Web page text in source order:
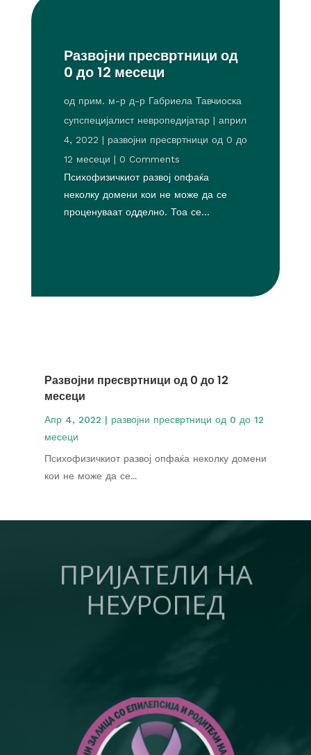
Развојни пресвртници од
0 до 12 месеци
од прим. м-р д-р Габриела Тавчиоска
супспецијалист невропедијатар| април
4, 2022 | развојни пресвртници од 0 до
12 месеци | 0 Comments
Психофизичкиот развој опфаќа
неколку домени кои не може да се
проценуваат одделно. Тоа се...
Развојни пресвртници од 0 до 12
месеци
Апр 4, 2022 | развојни пресвртници од 0 до 12
месеци
Психофизичкиот развој опфаќа неколку домени
кои не може да се...
ПРИЈАТЕЛИ НА
НЕУРОПЕД